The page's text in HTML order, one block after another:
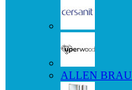
ALLEN BRAU